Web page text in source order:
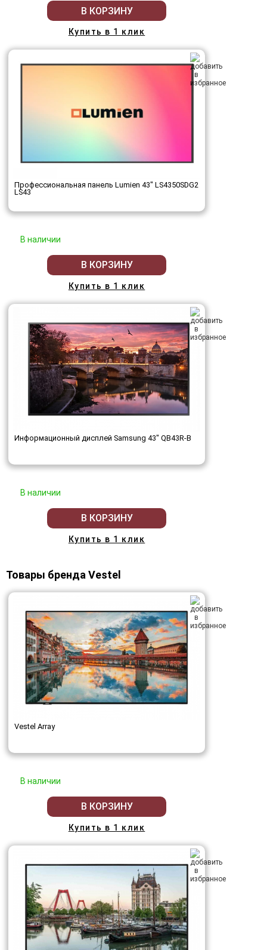
В КОРЗИНУ
Купить в 1 клик
Профессиональная панель Lumien 43" LS4350SDG2
LS43
В наличии
В КОРЗИНУ
Купить в 1 клик
Информационный дисплей Samsung 43" QB43R-B
В наличии
В КОРЗИНУ
Купить в 1 клик
Товары бренда Vestel
Vestel Array
В наличии
В КОРЗИНУ
Купить в 1 клик